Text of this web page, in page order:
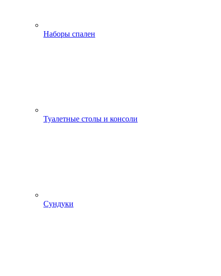
Наборы спален
Туалетные столы и консоли
Сундуки